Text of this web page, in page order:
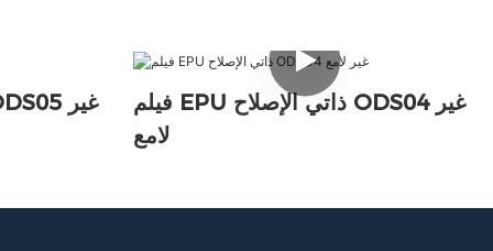
فيلم EPU ذاتي الإصلاح ODS04 غير
لامع